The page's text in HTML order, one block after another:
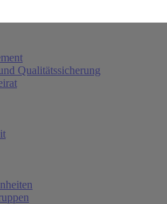
Qualitätssicherung